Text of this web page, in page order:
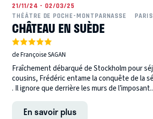
21/11/24 - 02/03/25
THÉÂTRE DE POCHE-MONTPARNASSE
PARIS
CHÂTEAU EN SUÈDE
de Françoise SAGAN
Fraîchement débarqué de Stockholm pour
cousins, Frédéric entame la conquête de la
. Il ignore que derrière les murs de
En savoir plus